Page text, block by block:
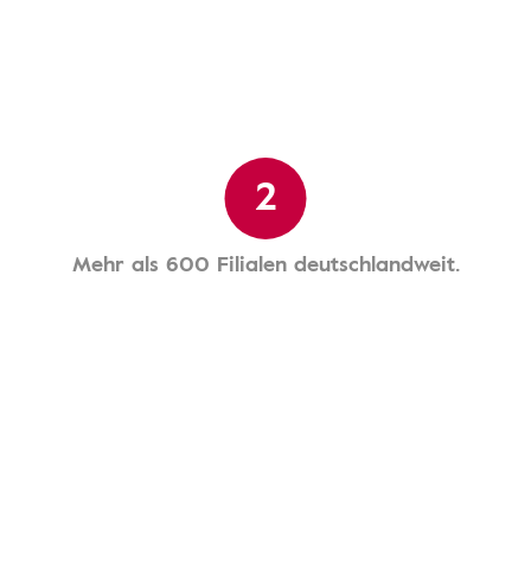
2
Mehr als 600 Filialen deutschlandweit.